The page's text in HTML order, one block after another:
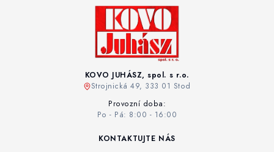
KOVO JUHÁSZ, spol. s r.o.
Strojnická 49, 333 01 Stod
Provozní doba:
Po - Pá: 8:00 - 16:00
KONTAKTUJTE NÁS